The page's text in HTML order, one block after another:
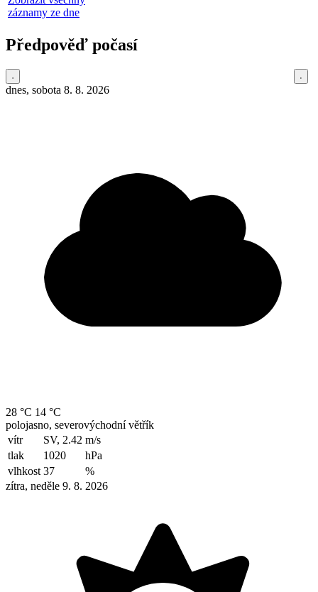
záznamy ze dne
Předpověď počasí
dnes, sobota 8. 8. 2026
28 °C 14 °C
polojasno, severovýchodní větřík
vítr
SV, 2.42 m/s
tlak
1020
hPa
vlhkost 37
%
zítra, neděle 9. 8. 2026